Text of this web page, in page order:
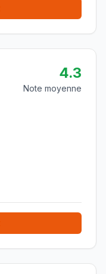
4.3
Note moyenne